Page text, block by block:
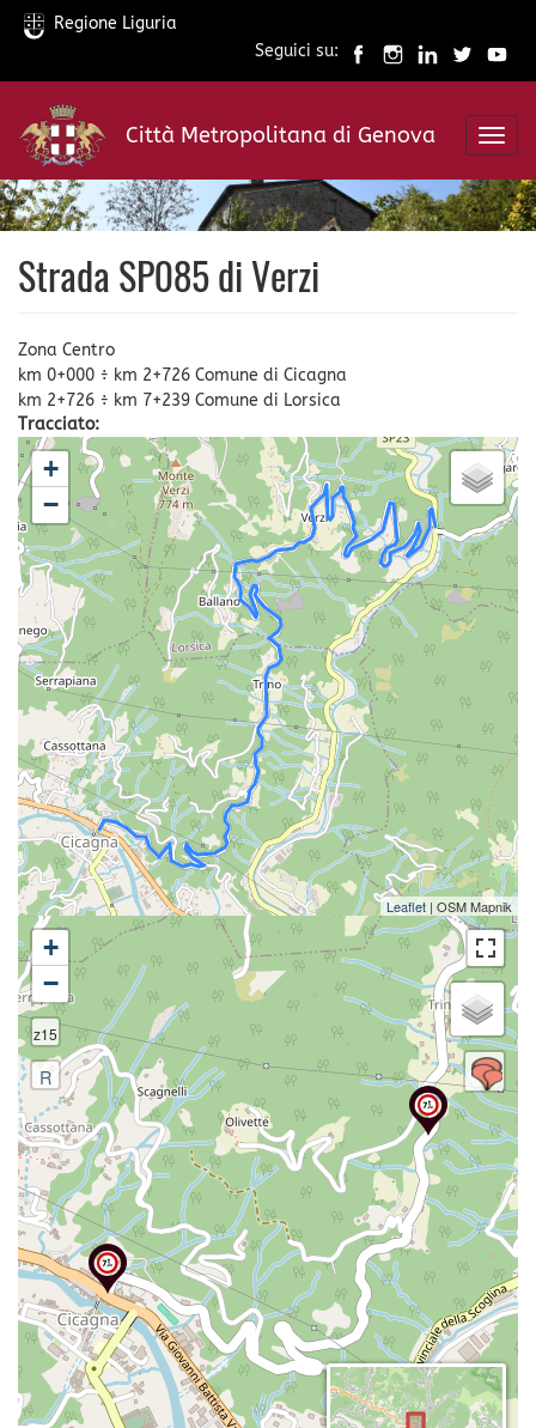
Salta
contenuto
principale
Regione Liguria
Seguici su:
Città Metropolitana di Genova
Strada SP085 di Verzi
Zona Centro
km 0+000 ÷ km 2+726 Comune di Cicagna
km 2+726 ÷ km 7+239 Comune di Lorsica
Tracciato:
+
−
Leaflet | OSM Mapnik
+
−
z15
R